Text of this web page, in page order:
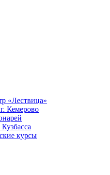
«Лествица»
Кемерово
курсы